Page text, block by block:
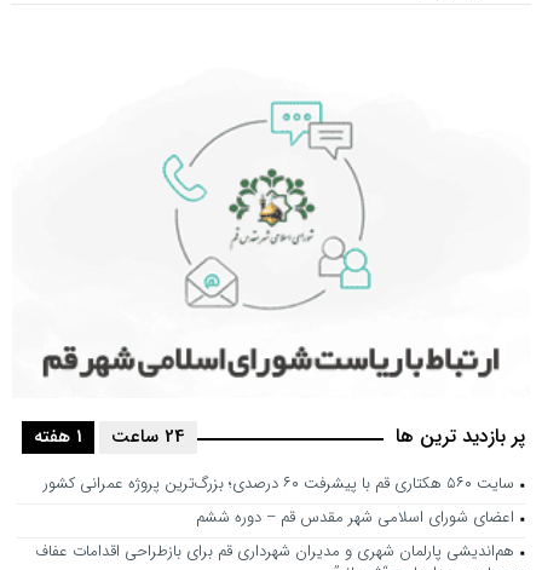
پر بازدید ترین ها 1 هفته 24 ساعت
سایت ۵۶۰ هکتاری قم با پیشرفت ۶۰ درصدی؛ بزرگ‌ترین پروژه عمرانی کشور
اعضای شورای اسلامی شهر مقدس قم – دوره ششم
هم‌اندیشی پارلمان شهری و مدیران شهرداری قم برای بازطراحی اقدامات عفاف